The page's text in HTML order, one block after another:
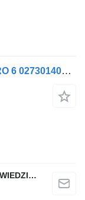
SENSORE ESP FORD F-MAX 500 EURO 6 0273014004 per trattore stradale Ford F-MAX 500
QINDITO SPÓŁKA Z OGRANICZONĄ ODPOWIEDZIALNOŚCIĄ